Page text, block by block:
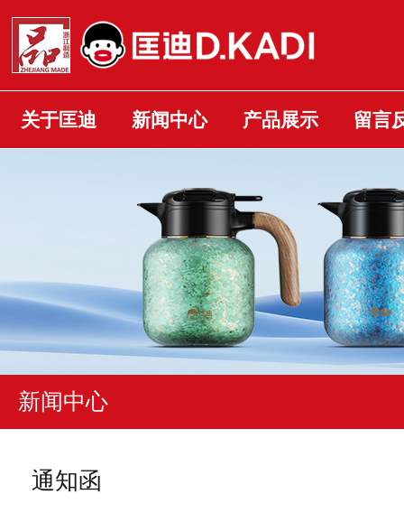
关于匡迪 新闻中心 产品展示 留言
新闻中心
通知函